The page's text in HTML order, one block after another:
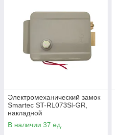
Электромеханический замок
Smartec ST-RL073Sl-GR,
накладной
В наличии 37 ед.